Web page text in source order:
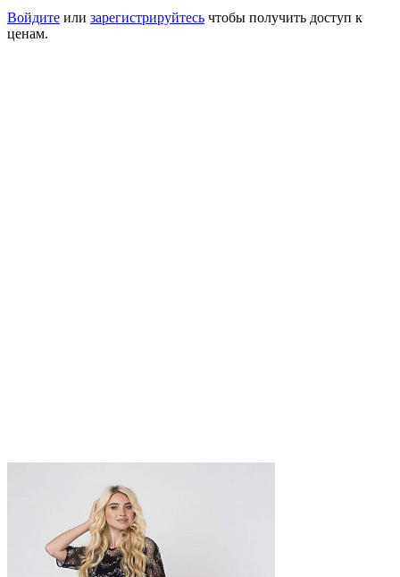
Войдите или зарегистрируйтесь чтобы получить доступ к
ценам.